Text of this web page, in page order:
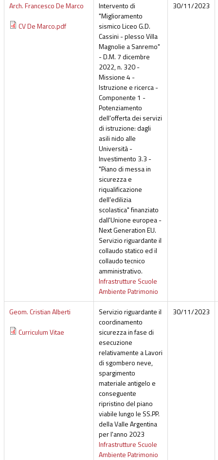
Arch. Francesco De Marco
CV De Marco.pdf
Intervento di
"Miglioramento
sismico Liceo G.D.
Cassini - plesso Villa
Magnolie a Sanremo"
- D.M. 7 dicembre
2022, n. 320 -
Missione 4 -
Istruzione e ricerca -
Componente 1 -
Potenziamento
dell'offerta dei servizi
di istruzione: dagli
asili nido alle
Università -
Investimento 3.3 -
"Piano di messa in
sicurezza e
riqualificazione
dell'edilizia
scolastica" finanziato
dall'Unione europea -
Next Generation EU.
Servizio riguardante il
collaudo statico ed il
collaudo tecnico
amministrativo.
Infrastrutture Scuole
Ambiente Patrimonio
30/11/2023
Geom. Cristian Alberti
Curriculum Vitae
Servizio riguardante il
coordinamento
sicurezza in fase di
esecuzione
relativamente a Lavori
di sgombero neve,
spargimento
materiale antigelo e
conseguente
ripristino del piano
viabile lungo le SS.PP.
della Valle Argentina
per l'anno 2023
Infrastrutture Scuole
Ambiente Patrimonio
30/11/2023